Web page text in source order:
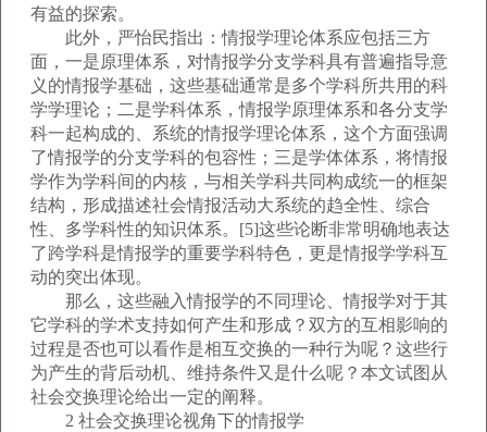
有益的探索。
此外，严怡民指出：情报学理论体系应包括三方
面，一是原理体系，对情报学分支学科具有普遍指导意
义的情报学基础，这些基础通常是多个学科所共用的科
学学理论；二是学科体系，情报学原理体系和各分支学
科一起构成的、系统的情报学理论体系，这个方面强调
了情报学的分支学科的包容性；三是学体体系，将情报
学作为学科间的内核，与相关学科共同构成统一的框架
结构，形成描述社会情报活动大系统的趋全性、综合
性、多学科性的知识体系。[5]这些论断非常明确地表达
了跨学科是情报学的重要学科特色，更是情报学学科互
动的突出体现。
那么，这些融入情报学的不同理论、情报学对于其
它学科的学术支持如何产生和形成？双方的互相影响的
过程是否也可以看作是相互交换的一种行为呢？这些行
为产生的背后动机、维持条件又是什么呢？本文试图从
社会交换理论给出一定的阐释。
2 社会交换理论视角下的情报学